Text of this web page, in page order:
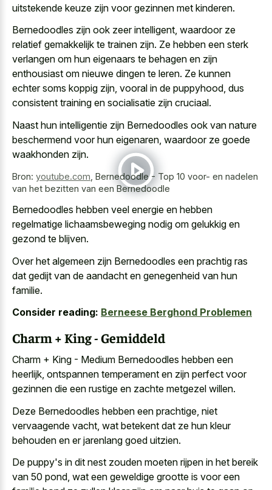
uitstekende keuze zijn voor gezinnen met kinderen.
Bernedoodles zijn ook zeer intelligent, waardoor ze
relatief gemakkelijk te trainen zijn. Ze hebben een sterk
verlangen om hun eigenaars te behagen en zijn
enthousiast om nieuwe dingen te leren. Ze kunnen
echter soms koppig zijn, vooral in de puppyhood, dus
consistent training en socialisatie zijn cruciaal.
Naast hun intelligentie zijn Bernedoodles ook van nature
beschermend voor hun eigenaren, waardoor ze goede
waakhonden zijn.
Bron: youtube.com Bernedoodle - Top 10 voor- en nadelen
van het bezitten van een Bernedoodle
Bernedoodles hebben veel energie en hebben
regelmatige lichaamsbeweging nodig om gelukkig en
gezond te blijven.
Over het algemeen zijn Bernedoodles een prachtig ras
dat gedijt van de aandacht en genegenheid van hun
familie.
Consider reading: Berneese Berghond Problemen
Charm + King - Gemiddeld
Charm + King - Medium Bernedoodles hebben een
heerlijk, ontspannen temperament en zijn perfect voor
gezinnen die een rustige en zachte metgezel willen.
Deze Bernedoodles hebben een prachtige, niet
vervaagende vacht, wat betekent dat ze hun kleur
behouden en er jarenlang goed uitzien.
De puppy's in dit nest zouden moeten rijpen in het bereik
van 50 pond, wat een geweldige grootte is voor een